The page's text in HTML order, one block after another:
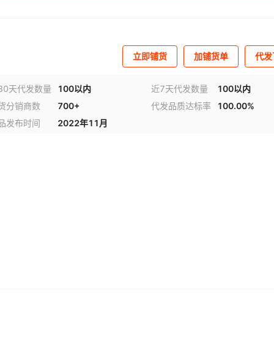
立即铺货 加铺货单 代
天代发数量 100以内 近7天代发数量
100以内
分销商数
700+ 代发品质达标率
100.00%
发布时间
2022年11月